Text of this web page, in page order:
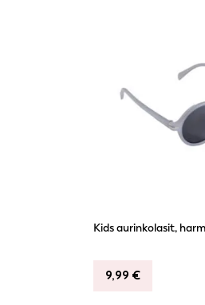
Kids aurinkolasit,
9,99 €